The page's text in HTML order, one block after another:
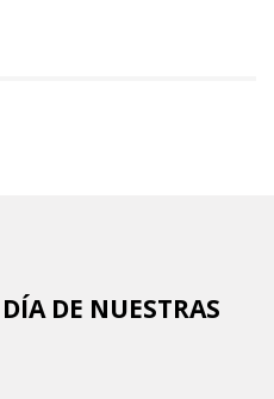
DE NUESTRAS